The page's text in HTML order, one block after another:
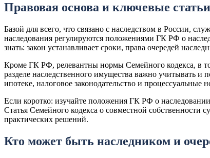
Правовая основа и ключевые статьи
Базой для всего, что связано с наследством в России,
наследования регулируются положениями ГК РФ о
знать: закон устанавливает сроки, права очередей
Кроме ГК РФ, релевантны нормы Семейного кодекса, в
разделе наследственного имущества важно учитывать и
ипотеке, налоговое законодательство и процессуальные
Если коротко: изучайте положения ГК РФ о
Статья Семейного кодекса о совместной собственности
практических решений.
Кто может быть наследником и